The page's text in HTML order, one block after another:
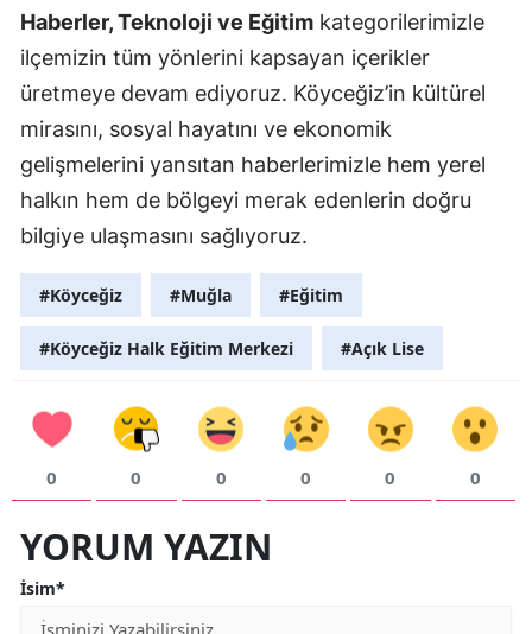
Haberler, Teknoloji ve Eğitim kategorilerimizle
ilçemizin tüm yönlerini kapsayan içerikler
üretmeye devam ediyoruz. Köyceğiz’in kültürel
mirasını, sosyal hayatını ve ekonomik
gelişmelerini yansıtan haberlerimizle hem yerel
halkın hem de bölgeyi merak edenlerin doğru
bilgiye ulaşmasını sağlıyoruz.
#Köyceğiz #Muğla #Eğitim
#Köyceğiz Halk Eğitim Merkezi #Açık Lise
0 0 0 0 0 0
YORUM YAZIN
İsim*